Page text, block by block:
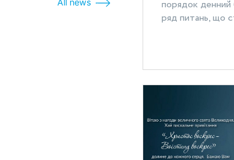
порядок денний
ряд питань, що